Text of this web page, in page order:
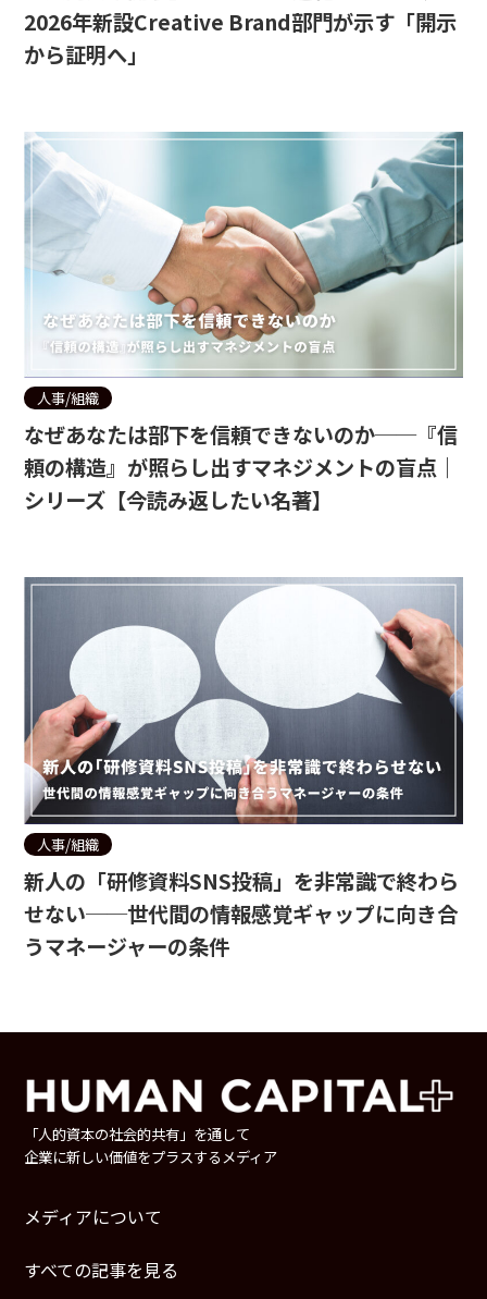
2026年新設Creative Brand部門が示す「開示
から証明へ」
人事/組織
なぜあなたは部下を信頼できないのか──『信
頼の構造』が照らし出すマネジメントの盲点｜
シリーズ【今読み返したい名著】
人事/組織
新人の「研修資料SNS投稿」を非常識で終わら
せない──世代間の情報感覚ギャップに向き合
うマネージャーの条件
「人的資本の社会的共有」を通して
企業に新しい価値をプラスするメディア
メディアについて
すべての記事を見る